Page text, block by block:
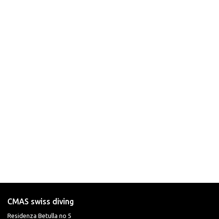
CMAS swiss diving
Residenza Betulla no 5